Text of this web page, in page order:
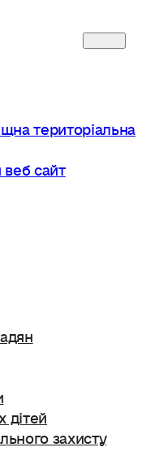
територіальна
сайт
дітей
захисту